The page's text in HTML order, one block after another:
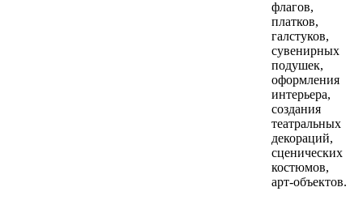
флагов,
платков,
галстуков,
сувенирных
подушек,
оформления
интерьера,
создания
театральных
декораций,
сценических
костюмов,
арт-объектов.